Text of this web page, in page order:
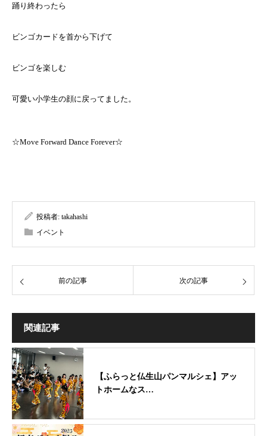
踊り終わったら
ビンゴカードを首から下げて
ビンゴを楽しむ
可愛い小学生の顔に戻ってました。
☆Move Forward Dance Forever☆
投稿者: takahashi
イベント
前の記事 次の記事
関連記事
【ふらっと仏生山パンマルシェ】アッ
トホームなス…